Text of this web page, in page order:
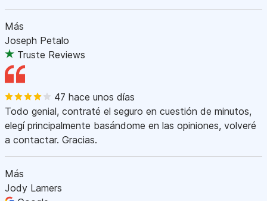
Más
Joseph Petalo
Truste Reviews
47 hace unos días
Todo genial, contraté el seguro en cuestión de minutos,
elegí principalmente basándome en las opiniones, volveré
a contactar. Gracias.
Más
Jody Lamers